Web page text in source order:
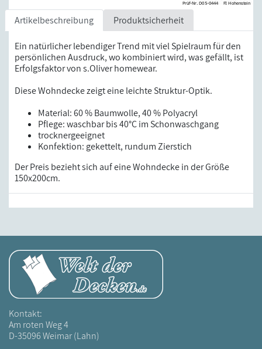
Artikelbeschreibung Produktsicherheit
Ein natürlicher lebendiger Trend mit viel Spielraum für den
persönlichen Ausdruck, wo kombiniert wird, was gefällt, ist
Erfolgsfaktor von s.Oliver homewear.
Diese Wohndecke zeigt eine leichte Struktur-Optik.
Material: 60 % Baumwolle, 40 % Polyacryl
Pflege: waschbar bis 40°C im Schonwaschgang
trocknergeeignet
Konfektion: gekettelt, rundum Zierstich
Der Preis bezieht sich auf eine Wohndecke in der Größe
150x200cm.
Kontakt:
Am roten Weg 4
D-35096 Weimar (Lahn)